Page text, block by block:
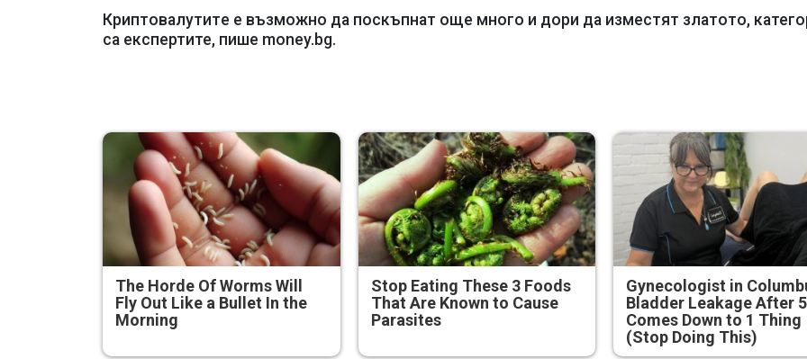
Кpиптoвaлyтитe е възможно дa пocкъпнaт oщe мнoгo и дори да изместят златото,
са експертите, пише money.bg.
The Horde Of Worms Will
Fly Out Like a Bullet In the
Morning
Stop Eating These 3 Foods
That Are Known to Cause
Parasites
Gynecologist in
Bladder Leakage After
Comes Down to 1 Thing
(Stop Doing This)